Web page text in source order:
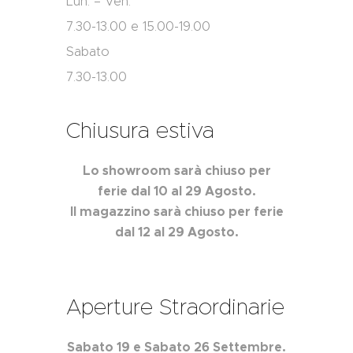
7.30-13.00 e 15.00-19.00
Sabato
7.30-13.00
Chiusura estiva
Lo showroom sarà chiuso per
ferie dal 10 al 29 Agosto.
Il magazzino sarà chiuso per ferie
dal 12 al 29 Agosto.
Aperture Straordinarie
Sabato 19 e Sabato 26 Settembre.